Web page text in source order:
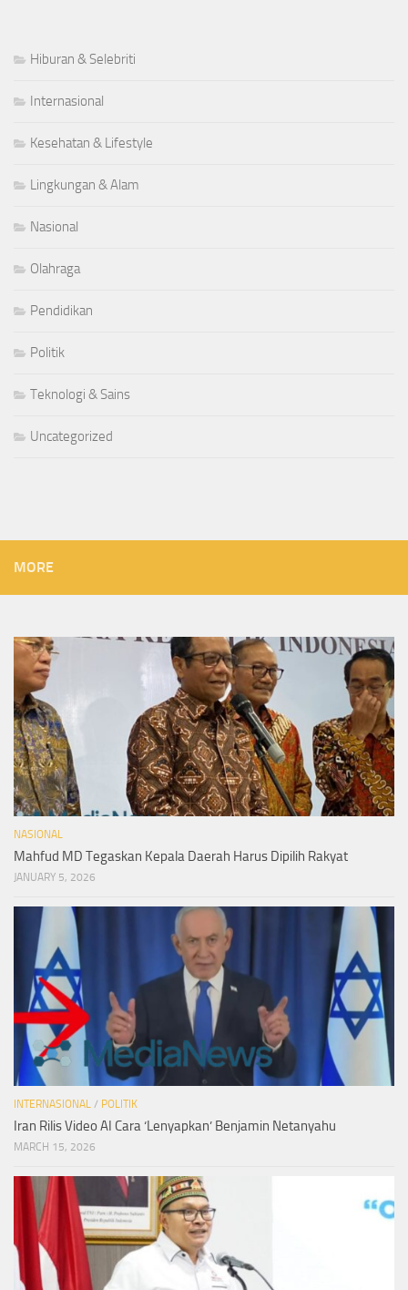
Hiburan & Selebriti
Internasional
Kesehatan & Lifestyle
Lingkungan & Alam
Nasional
Olahraga
Pendidikan
Politik
Teknologi & Sains
Uncategorized
MORE
NASIONAL
Mahfud MD Tegaskan Kepala Daerah Harus Dipilih Rakyat
JANUARY 5, 2026
INTERNASIONAL / POLITIK
Iran Rilis Video AI Cara ‘Lenyapkan’ Benjamin Netanyahu
MARCH 15, 2026